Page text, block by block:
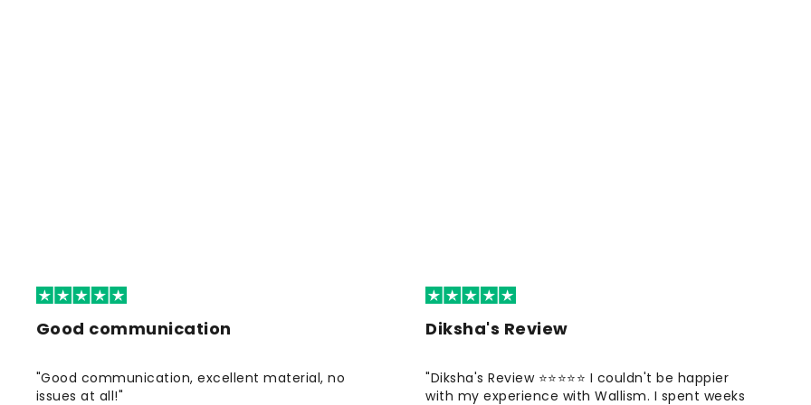
Good communication
"Good communication, excellent material, no
issues at all!"
Diksha's Review
"Diksha's Review ⭐⭐⭐⭐⭐ I couldn't be happier
with my experience with Wallism. I spent weeks